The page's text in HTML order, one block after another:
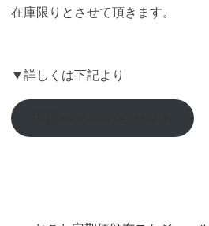
在庫限りとさせて頂きます。
▼詳しくは下記より